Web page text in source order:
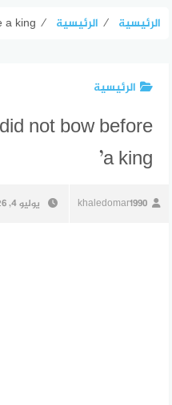
الرئيسية ⁄ الرئيسية ⁄
a king’
الرئيسية
not bow before
a king’
khaledomar1990 يوليو 4, 2026